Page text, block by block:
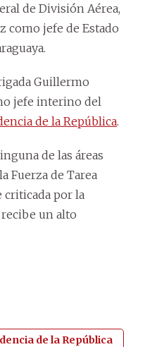
de División Aérea,
como jefe de Estado
Guillermo
jefe interino del
de la República.
de las áreas
Fuerza de Tarea
criticada por la
un alto
de la República